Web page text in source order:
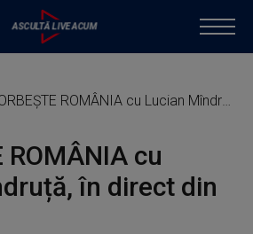
ROMÂNIA cu Lucian Mîndruță, în direct din Iași
ROMÂNIA cu
în direct din